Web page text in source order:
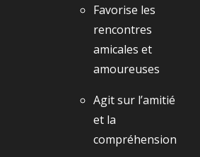
Favorise les
rencontres
amicales et
amoureuses
Agit sur l’amitié
et la
compréhension